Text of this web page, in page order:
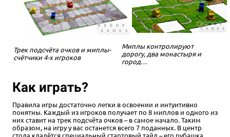
Трек подсчёта очков и миплы-
счётчики 4-х игроков
Миплы контролируют
дорогу, два монастыря и
город…
Как играть?
Правила игры достаточно легки в освоении и интуитивно
понятны. Каждый из игроков получает по 8 миплов и одного из
них ставит на трек подсчёта очков – в самое начало. Таким
образом, на игру у вас останется всего 7 поданных. В центр
стола кладётся специальный стартовый тайл – его рубашка